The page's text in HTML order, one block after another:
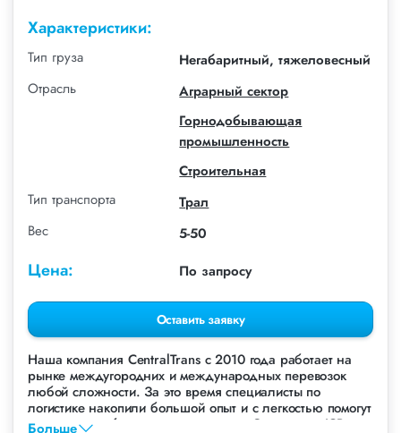
Характеристики:
Тип груза
Негабаритный, тяжеловесный
Отрасль
Аграрный сектор
Горнодобывающая
промышленность
Строительная
Тип транспорта
Трал
Вес
5-50
Цена: По запросу
Оставить заявку
Наша компания СentralTrans с 2010 года работает на
рынке междугородних и международных перевозок
любой сложности. За это время специалисты по
логистике накопили большой опыт и с легкостью помогут
перевезти любые грузы, в том числе Экскаватор JCB.
Больше